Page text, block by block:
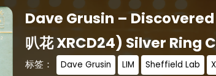
Dave Grusin – Discovered
叭花 XRCD24) Silver Ring
标签： Dave Grusin LIM Sheffield Lab